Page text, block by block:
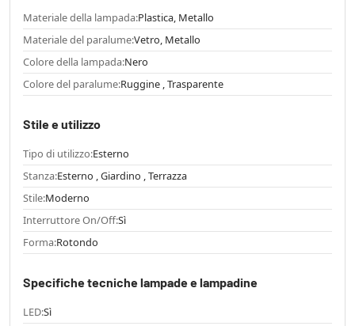
Materiale della lampada:Plastica, Metallo
Materiale del paralume:Vetro, Metallo
Colore della lampada:Nero
Colore del paralume:Ruggine , Trasparente
Stile e utilizzo
Tipo di utilizzo:Esterno
Stanza:Esterno , Giardino , Terrazza
Stile:Moderno
Interruttore On/Off:Sì
Forma:Rotondo
Specifiche tecniche lampade e lampadine
LED:Sì